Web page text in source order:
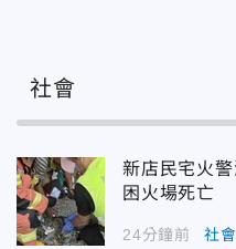
社會
新店民宅火
困火場死亡
24分鐘前 社會